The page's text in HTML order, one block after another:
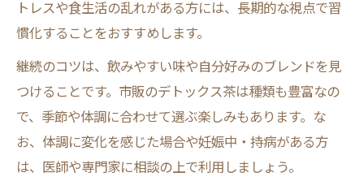
トレスや食生活の乱れがある方には、長期的な視点で習
慣化することをおすすめします。
継続のコツは、飲みやすい味や自分好みのブレンドを見
つけることです。市販のデトックス茶は種類も豊富なの
で、季節や体調に合わせて選ぶ楽しみもあります。な
お、体調に変化を感じた場合や妊娠中・持病がある方
は、医師や専門家に相談の上で利用しましょう。